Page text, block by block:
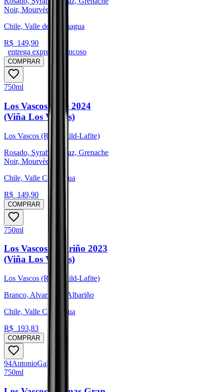
Noir, Mourvèdre
Chile, Valle de Colchagua
R$ 149,90
entrega expressa trancoso
COMPRAR
750ml
Los Vascos Rosé 2024
(Viña Los Vascos)
Los Vascos (Rothschild-Lafite)
Rosado, Syrah / Shiraz, Grenache
Noir, Mourvèdre
Chile, Valle Colchagua
R$ 149,90
COMPRAR
750ml
Los Vascos Albariño 2023
(Viña Los Vascos)
Los Vascos (Rothschild-Lafite)
Branco, Alvarinho / Albariño
Chile, Valle Colchagua
R$ 193,83
COMPRAR
94AntonioGalloni
750ml